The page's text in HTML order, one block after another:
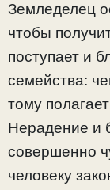
Земледелец
чтобы
поступает и
семейства:
тому
Нерадение и
совершенно
человеку